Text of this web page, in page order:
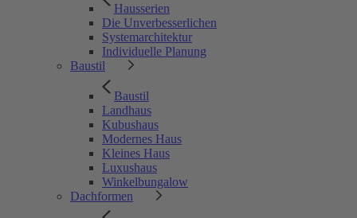
Hausserien
Die Unverbesserlichen
Systemarchitektur
Individuelle Planung
Baustil
Baustil
Landhaus
Kubushaus
Modernes Haus
Kleines Haus
Luxushaus
Winkelbungalow
Dachformen